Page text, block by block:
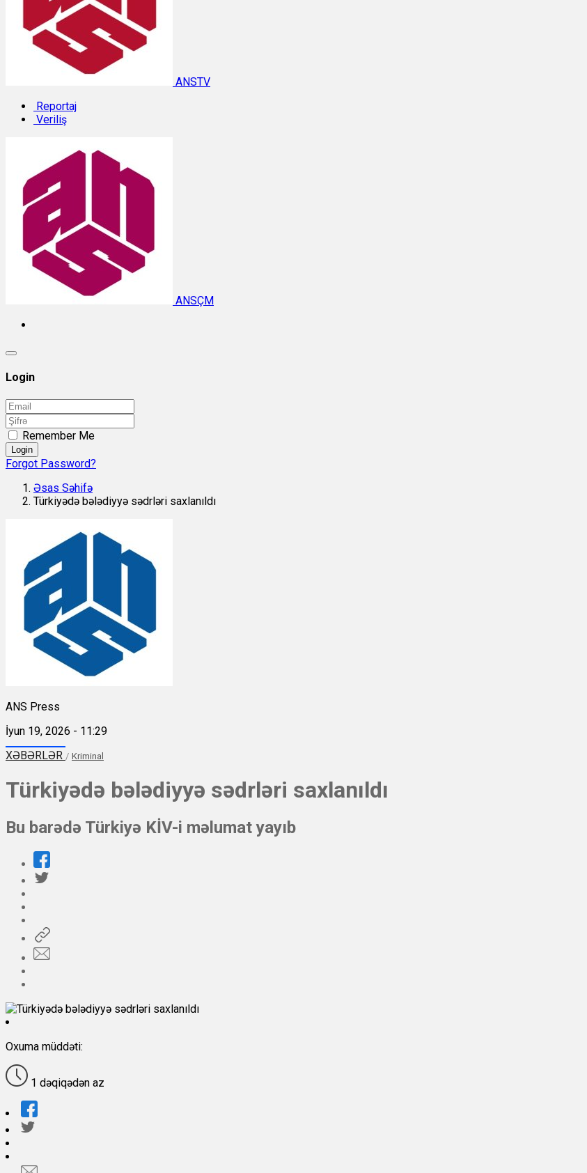
ANSTV
Reportaj
Veriliş
ANSÇM
Login
Remember Me
Login
Forgot Password?
Əsas Səhifə
Türkiyədə bələdiyyə sədrləri saxlanıldı
ANS Press
İyun 19, 2026 - 11:29
XƏBƏRLƏR / Kriminal
Türkiyədə bələdiyyə sədrləri saxlanıldı
Bu barədə Türkiyə KİV-i məlumat yayıb
Oxuma müddəti:
1 dəqiqədən az